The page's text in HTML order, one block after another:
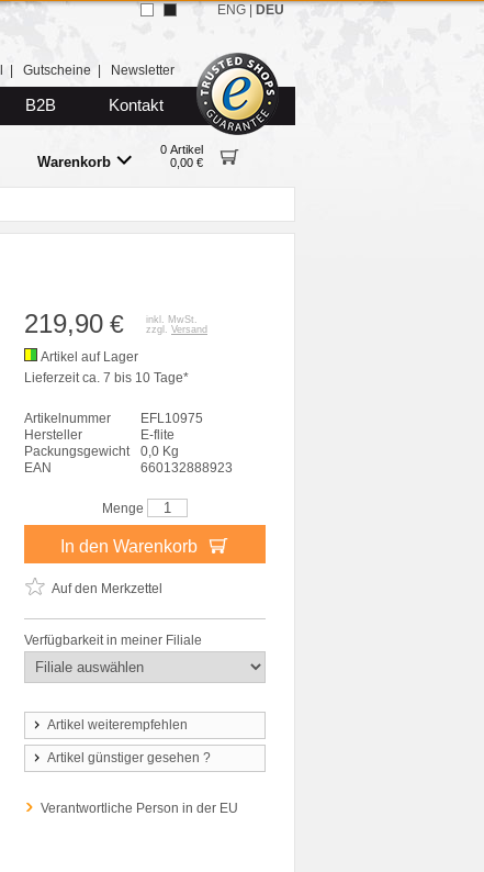
Gutscheine Newsletter
B2B Kontakt
Warenkorb
0 Artikel
0,00 €
ENG DEU
219,90 €
inkl. MwSt.
zzgl. Versand
Artikel auf Lager
Lieferzeit ca. 7 bis 10 Tage*
Artikelnummer
EFL10975
Hersteller
E-flite
Packungsgewicht
0,0 Kg
EAN
660132888923
Menge
In den Warenkorb
Auf den Merkzettel
Verfügbarkeit in meiner Filiale
Artikel weiterempfehlen
Artikel günstiger gesehen ?
Verantwortliche Person in der EU